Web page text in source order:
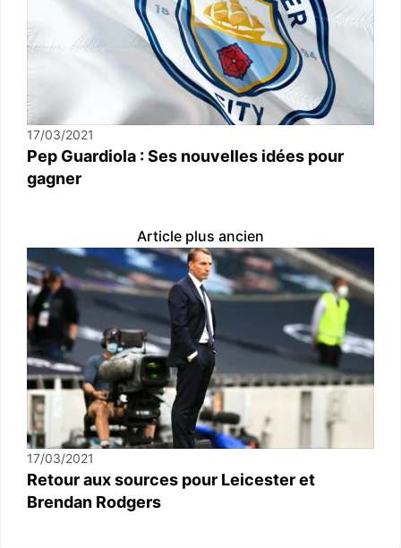
17/03/2021
Pep Guardiola : Ses nouvelles idées pour
gagner
Article plus ancien
17/03/2021
Retour aux sources pour Leicester et
Brendan Rodgers